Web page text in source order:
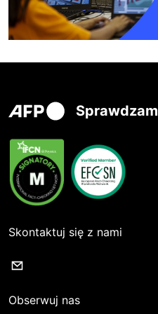
Sprawdzam
Skontaktuj się z nami
Obserwuj nas